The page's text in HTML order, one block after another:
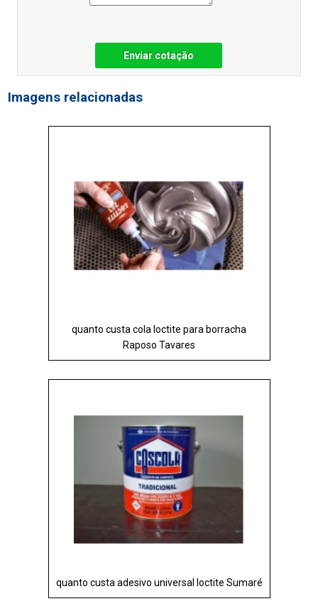
Enviar cotação
Imagens relacionadas
quanto custa cola loctite para borracha
Raposo Tavares
quanto custa adesivo universal loctite Sumaré